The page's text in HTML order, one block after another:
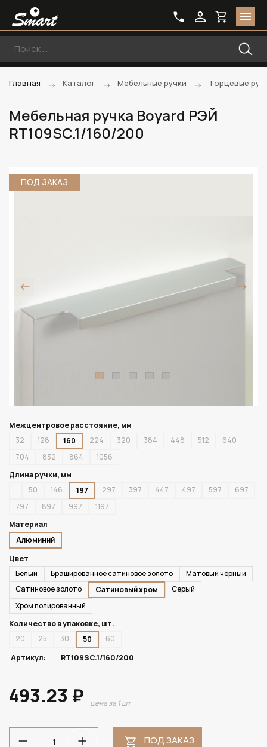
Главная Каталог Мебельные ручки Торцевые
Мебельная ручка Boyard РЭЙ
RT109SC.1/160/200
ПОД ЗАКАЗ
Межцентровое расстояние, мм
32
128 160 224 320 384 448 512
640
704
832 864
1056
Длина ручки, мм
50
146 197 297 397 447 497 597
697
797
897 997
1197
Материал
Алюминий
Цвет
Белый
Брашированное сатиновое золото
Матовый чёрный
Сатиновое золото
Сатиновый хром
Серый
Хром полированный
Количество в упаковке, шт.
20
25 30 50
60
Артикул:
RT109SC.1/160/200
493.23 ₽ цена за 1 шт
ПОД ЗАКАЗ